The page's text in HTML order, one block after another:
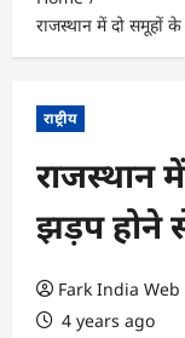
राजस्थान में दो समूहों
राष्ट्रीय
राजस्थान
झड़प होने
Fark India Web
4 years ago